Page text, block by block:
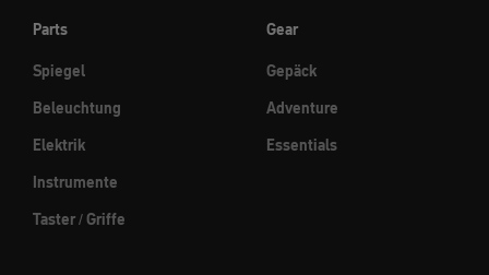
Parts
Spiegel
Beleuchtung
Elektrik
Instrumente
Taster / Griffe
Gear
Gepäck
Adventure
Essentials